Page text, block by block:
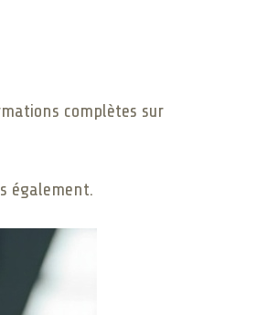
complètes sur
également.